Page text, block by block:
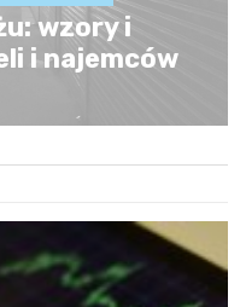
wzory i
i najemców